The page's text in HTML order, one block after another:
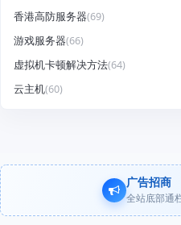
香港高防服务器(69)
游戏服务器(66)
虚拟机卡顿解决方法(64)
云主机(60)
广告招商
全站底部通